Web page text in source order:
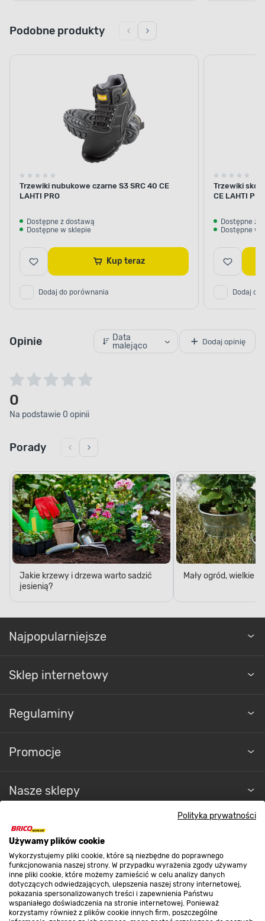
Polityka prywatności
Używamy plików cookie
Wykorzystujemy pliki cookie, które są niezbędne do poprawnego
funkcjonowania naszej strony. W przypadku wyrażenia zgody używamy
inne pliki cookie, które możemy zamieścić w celu analizy danych
dotyczących odwiedzających, ulepszenia naszej strony internetowej,
pokazania spersonalizowanych treści i zapewnienia Państwu
wspaniałego doświadczenia na stronie internetowej. Ponieważ
korzystamy również z plików cookie innych firm, poszczególne
Podobne produkty
Trzewiki nubukowe czarne S3 SRC 40 CE
LAHTI PRO
Dostępne z dostawą
Dostępne w sklepie
Kup teraz
Dodaj do porównania
Trzewiki
CE LAHTI PRO
Dostępne z
Dostępne w
Dodaj do
Opinie
Data
malejąco
Dodaj opinię
0
Na podstawie 0 opinii
Porady
Jakie krzewy i drzewa warto sadzić
jesienią?
Mały ogród, wielkie
Najpopularniejsze
Sklep internetowy
Regulaminy
Promocje
Nasze sklepy
O nas
Kontakt do sklepu
Strefa biznesu